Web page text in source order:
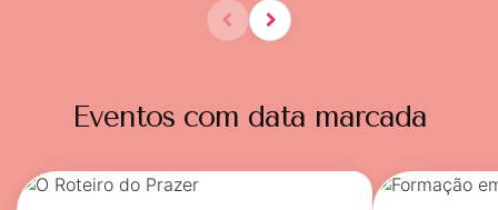
Eventos com data marcada